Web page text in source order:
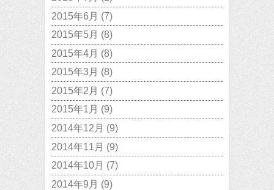
2015年6月 (7)
2015年5月 (8)
2015年4月 (8)
2015年3月 (8)
2015年2月 (7)
2015年1月 (9)
2014年12月 (9)
2014年11月 (9)
2014年10月 (7)
2014年9月 (9)